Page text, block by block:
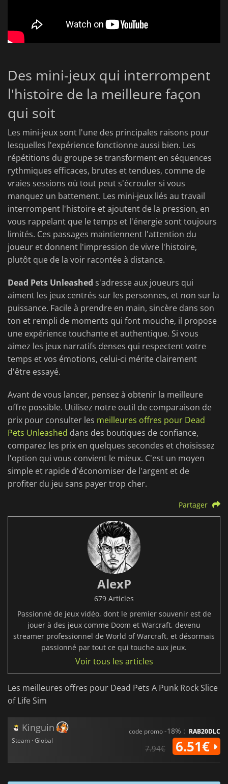
Des mini-jeux qui interrompent
l'histoire de la meilleure façon
qui soit
Les mini-jeux sont l'une des principales raisons pour
lesquelles l'expérience fonctionne aussi bien. Les
répétitions du groupe se transforment en séquences
rythmiques efficaces, brutes et tendues, comme de
vraies sessions où tout peut s'écrouler si vous
manquez un battement. Les mini-jeux liés au travail
interrompent l'histoire et ajoutent de la pression, en
vous rappelant que le temps et l'énergie sont toujours
limités. Ces passages maintiennent l'attention du
joueur et donnent l'impression de vivre l'histoire,
plutôt que de la voir racontée à distance.
Dead Pets Unleashed s'adresse aux joueurs qui
aiment les jeux centrés sur les personnes, et non sur la
puissance. Facile à prendre en main, sincère dans son
ton et rempli de moments qui font mouche, il propose
une expérience touchante et authentique. Si vous
aimez les jeux narratifs denses qui respectent votre
temps et vos émotions, celui-ci mérite clairement
d'être essayé.
Avant de vous lancer, pensez à obtenir la meilleure
offre possible. Utilisez notre outil de comparaison de
prix pour consulter les meilleures offres pour Dead
Pets Unleashed dans des boutiques de confiance,
comparez les prix en quelques secondes et choisissez
l'option qui vous convient le mieux. C'est un moyen
simple et rapide d'économiser de l'argent et de
profiter du jeu sans payer trop cher.
Partager
AlexP
679 Articles
Passionné de jeux vidéo, dont le premier souvenir est de
jouer à des jeux comme Doom et Warcraft, devenu
streamer professionnel de World of Warcraft, et désormais
passionné par tout ce qui touche aux jeux.
Voir tous les articles
Les meilleures offres pour Dead Pets A Punk Rock Slice
of Life Sim
Kinguin
Steam · Global
code promo-18% : RAB20DLC
7.94€ 6.51€